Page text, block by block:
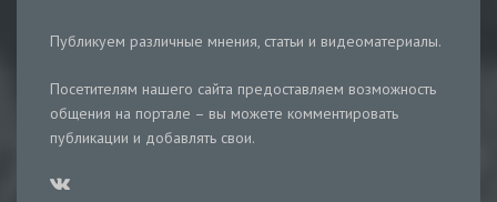
Публикуем различные мнения, статьи и видеоматериалы.
Посетителям нашего сайта предоставляем возможность
общения на портале – вы можете комментировать
публикации и добавлять свои.